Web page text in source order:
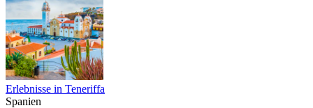
Erlebnisse in Teneriffa
Spanien